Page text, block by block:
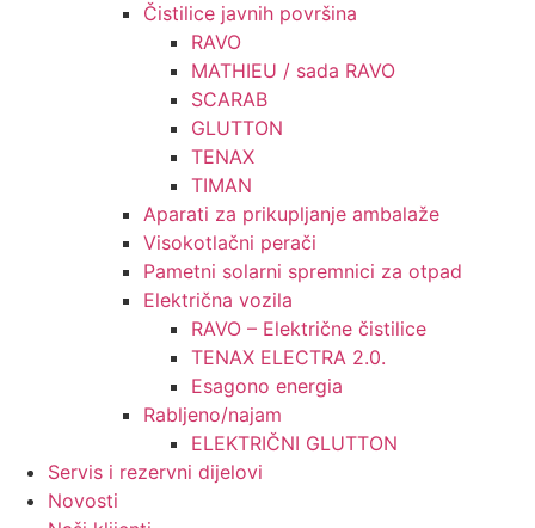
Čistilice javnih površina
RAVO
MATHIEU / sada RAVO
SCARAB
GLUTTON
TENAX
TIMAN
Aparati za prikupljanje ambalaže
Visokotlačni perači
Pametni solarni spremnici za otpad
Električna vozila
RAVO – Električne čistilice
TENAX ELECTRA 2.0.
Esagono energia
Rabljeno/najam
ELEKTRIČNI GLUTTON
Servis i rezervni dijelovi
Novosti